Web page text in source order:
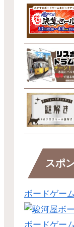
スポ
ボードゲー
ボードゲー